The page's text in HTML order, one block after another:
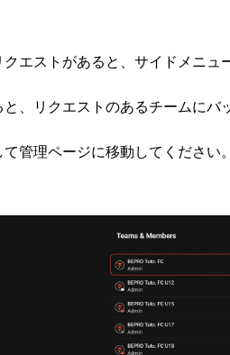
エストがあると、サイドメニ
、リクエストのあるチームにバ
管理ページに移動してください